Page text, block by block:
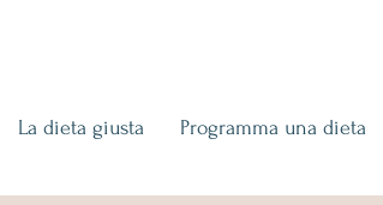
La dieta giusta Programma una dieta